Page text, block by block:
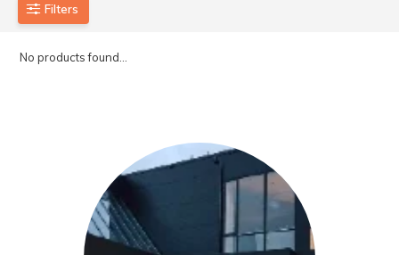
Filters
No products found...